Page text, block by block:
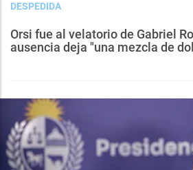
DESPEDIDA
Orsi fue al velatorio de Gabriel
ausencia deja "una mezcla de